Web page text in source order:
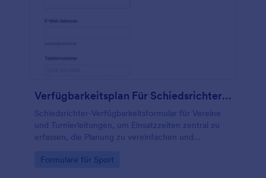
Verfügbarkeitsplan Für Schiedsrichter Formular
Schiedsrichter-Verfügbarkeitsformular für Vereine
und Turnierleitungen, um Einsatzzeiten zentral zu
erfassen, die Planung zu vereinfachen und
abzugleichen.
Go to Category:
Formulare für Sport